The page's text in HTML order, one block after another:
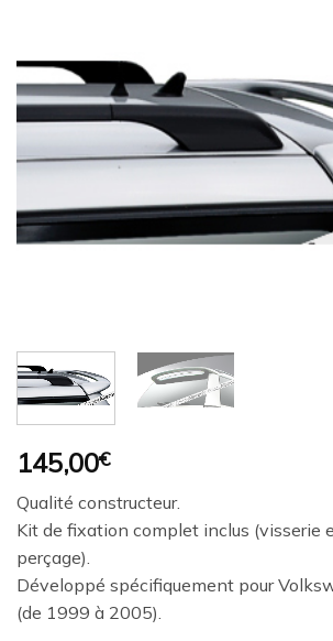
145,00€
Qualité constructeur.
Kit de fixation complet inclus (visserie
perçage).
Développé spécifiquement pour
(de 1999 à 2005).